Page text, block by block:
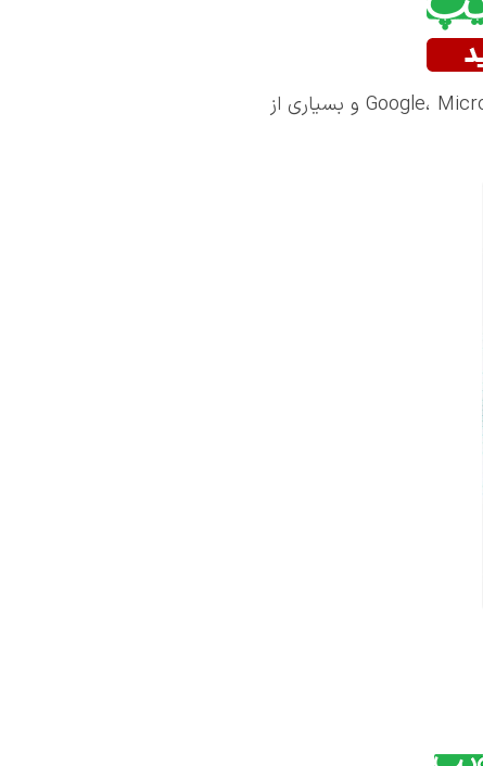
این اپلیکیشن از هزاران سرویس مختلف مانند Google، Microsoft، GitHub، Facebook، Dropbox، Amazon، Binance، Discord و بسیاری از